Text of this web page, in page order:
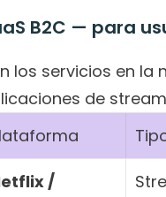
B2C — para
los servicios en la
de
/